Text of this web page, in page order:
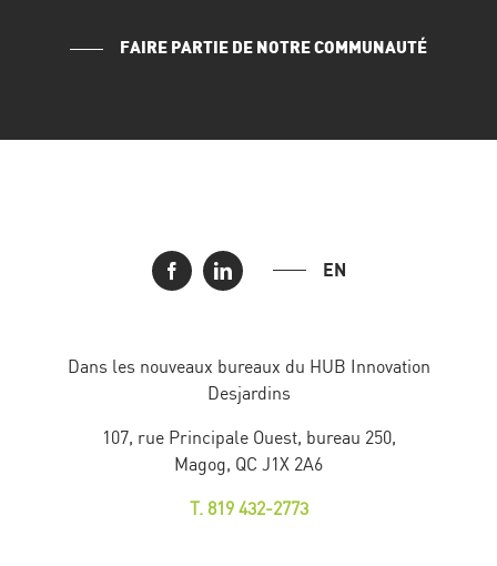
FAIRE PARTIE DE NOTRE COMMUNAUTÉ
EN
Dans les nouveaux bureaux du HUB Innovation
Desjardins
107, rue Principale Ouest, bureau 250,
Magog, QC J1X 2A6
T. 819 432-2773